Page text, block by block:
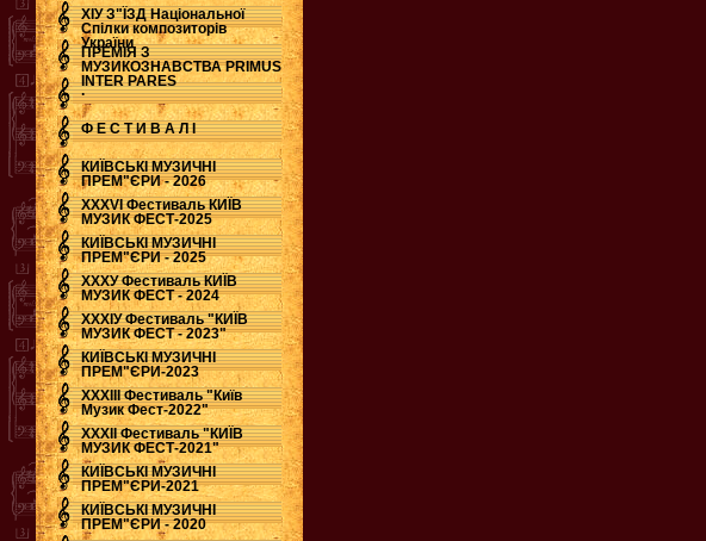
ХІУ З"ЇЗД Національної
Спілки композиторів
України
ПРЕМІЯ З
МУЗИКОЗНАВСТВА PRIMUS
INTER PARES
.
Ф Е С Т И В А Л І
КИЇВСЬКІ МУЗИЧНІ
ПРЕМ"ЄРИ - 2026
ХХХVI Фестиваль КИЇВ
МУЗИК ФЕСТ-2025
КИЇВСЬКІ МУЗИЧНІ
ПРЕМ"ЄРИ - 2025
ХХХУ Фестиваль КИЇВ
МУЗИК ФЕСТ - 2024
ХХХІУ Фестиваль "КИЇВ
МУЗИК ФЕСТ - 2023"
КИЇВСЬКІ МУЗИЧНІ
ПРЕМ"ЄРИ-2023
ХХХІІІ Фестиваль "Київ
Музик Фест-2022"
ХХХІІ Фестиваль "КИЇВ
МУЗИК ФЕСТ-2021"
КИЇВСЬКІ МУЗИЧНІ
ПРЕМ"ЄРИ-2021
КИЇВСЬКІ МУЗИЧНІ
ПРЕМ"ЄРИ - 2020